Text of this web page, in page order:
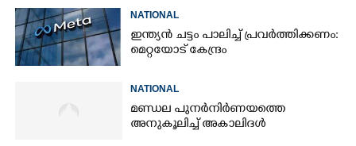
NATIONAL
ഇന്ത്യൻ ചട്ടം പാലിച്ച് പ്രവർത്തിക്കണം:
മെറ്റയോട് കേന്ദ്രം
NATIONAL
മണ്ഡല പുനർനിർണയത്തെ
അനുകൂലിച്ച് അകാലിദൾ